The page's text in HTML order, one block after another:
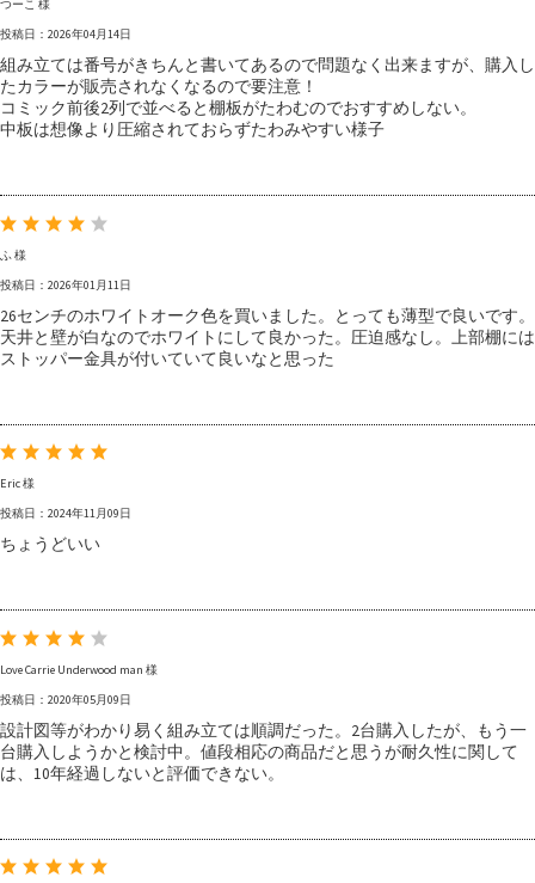
つーこ 様
投稿日：2026年04月14日
組み立ては番号がきちんと書いてあるので問題なく出来ますが、購入し
たカラーが販売されなくなるので要注意！
コミック前後2列で並べると棚板がたわむのでおすすめしない。
中板は想像より圧縮されておらずたわみやすい様子
ふ 様
投稿日：2026年01月11日
26センチのホワイトオーク色を買いました。とっても薄型で良いです。
天井と壁が白なのでホワイトにして良かった。圧迫感なし。上部棚には
ストッパー金具が付いていて良いなと思った
Eric 様
投稿日：2024年11月09日
ちょうどいい
Love Carrie Underwood man 様
投稿日：2020年05月09日
設計図等がわかり易く組み立ては順調だった。2台購入したが、もう一
台購入しようかと検討中。値段相応の商品だと思うが耐久性に関して
は、10年経過しないと評価できない。